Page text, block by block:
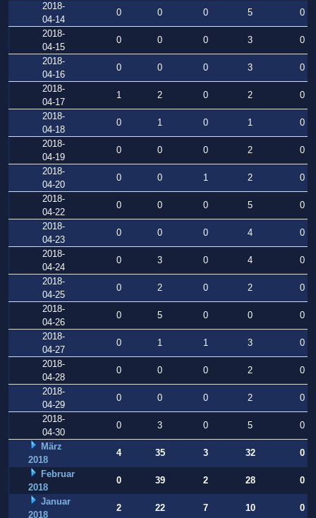
2018-
04-14
0 0 0 5
0
2018-
04-15
0 0 0 3
0
2018-
04-16
0 0 0 3
0
2018-
04-17
1 2 0 2
0
2018-
04-18
0 1 0 1
0
2018-
04-19
0 0 0 2
0
2018-
04-20
0 0 1 2
0
2018-
04-22
0 0 0 5
0
2018-
04-23
0 0 0 4
0
2018-
04-24
0 3 0 4
0
2018-
04-25
0 2 0 2
0
2018-
04-26
0 5 0 0
0
2018-
04-27
0 1 1 3
0
2018-
04-28
0 0 0 2
0
2018-
04-29
0 0 0 2
0
2018-
04-30
0 3 0 5
0
März
2018
4 35 3 32
0
Februar
2018
0 39 2 28
0
Januar
2018
2 22 7 10 0